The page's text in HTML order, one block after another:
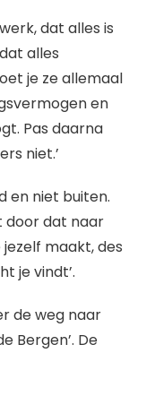
dat alles is
alles
je ze allemaal
en
Pas daarna
niet.’
en niet buiten.
door dat naar
maakt, des
je vindt’.
de weg naar
Bergen’. De